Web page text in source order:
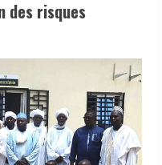
des risques